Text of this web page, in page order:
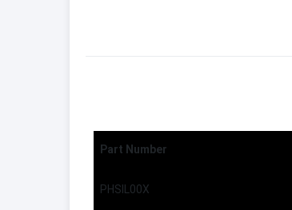
Part Number
PHSIL00X